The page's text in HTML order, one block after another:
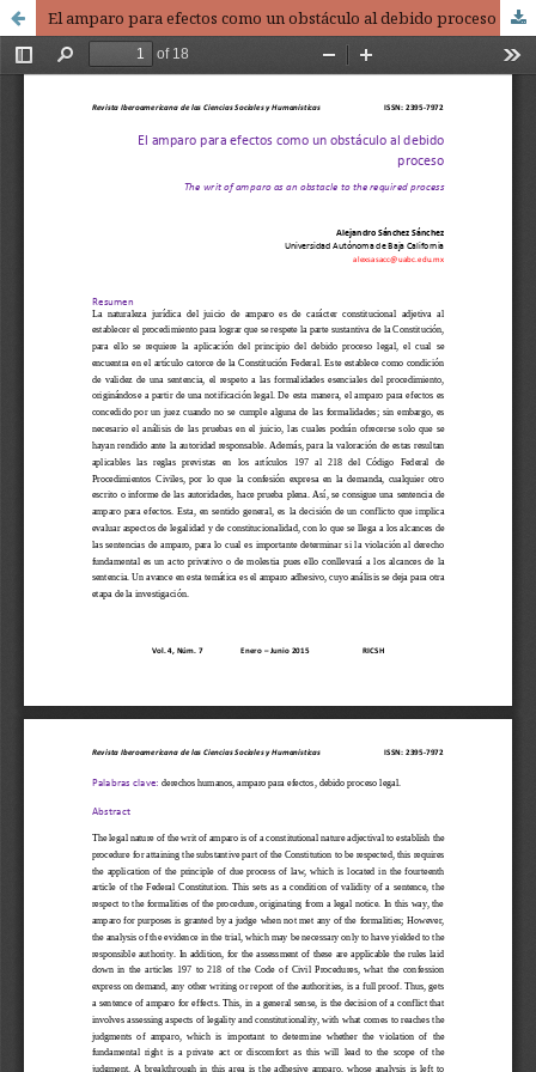
El amparo para efectos como un obstáculo al debido proceso / The writ of amparo as an obstacle to the required process